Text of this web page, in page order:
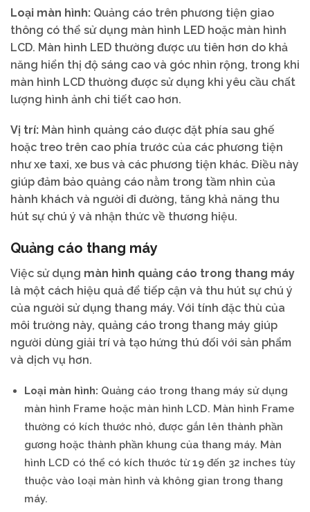
Loại màn hình: Quảng cáo trên phương tiện giao
thông có thể sử dụng màn hình LED hoặc màn hình
LCD. Màn hình LED thường được ưu tiên hơn do khả
năng hiển thị độ sáng cao và góc nhìn rộng, trong khi
màn hình LCD thường được sử dụng khi yêu cầu chất
lượng hình ảnh chi tiết cao hơn.
Vị trí: Màn hình quảng cáo được đặt phía sau ghế
hoặc treo trên cao phía trước của các phương tiện
như xe taxi, xe bus và các phương tiện khác. Điều này
giúp đảm bảo quảng cáo nằm trong tầm nhìn của
hành khách và người đi đường, tăng khả năng thu
hút sự chú ý và nhận thức về thương hiệu.
Quảng cáo thang máy
Việc sử dụng màn hình quảng cáo trong thang máy
là một cách hiệu quả để tiếp cận và thu hút sự chú ý
của người sử dụng thang máy. Với tính đặc thù của
môi trường này, quảng cáo trong thang máy giúp
người dùng giải trí và tạo hứng thú đối với sản phẩm
và dịch vụ hơn.
Loại màn hình: Quảng cáo trong thang máy sử dụng
màn hình Frame hoặc màn hình LCD. Màn hình Frame
thường có kích thước nhỏ, được gắn lên thành phần
gương hoặc thành phần khung của thang máy. Màn
hình LCD có thể có kích thước từ 19 đến 32 inches tùy
thuộc vào loại màn hình và không gian trong thang
máy.